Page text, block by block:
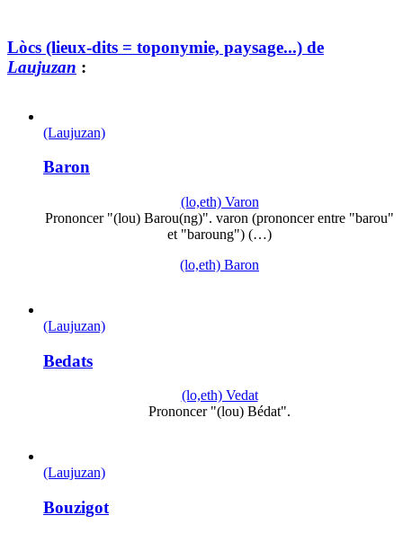
Lòcs (lieux-dits = toponymie, paysage...) de
Laujuzan :
(Laujuzan)
Baron
(lo,eth) Varon
Prononcer "(lou) Barou(ng)". varon (prononcer entre "barou"
et "baroung") (…)
(lo,eth) Baron
(Laujuzan)
Bedats
(lo,eth) Vedat
Prononcer "(lou) Bédat".
(Laujuzan)
Bouzigot